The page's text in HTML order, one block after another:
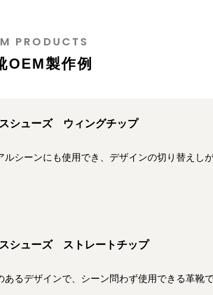
PRODUCTS
OEM製作例
シューズ ウィングチップ
ルシーンにも使用でき、デザインの切り替えし
シューズ ストレートチップ
あるデザインで、シーン問わず使用できる革靴で